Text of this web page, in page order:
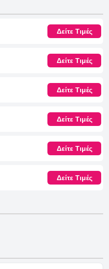
Δείτε Τιμές
Δείτε Τιμές
Δείτε Τιμές
Δείτε Τιμές
Δείτε Τιμές
Δείτε Τιμές